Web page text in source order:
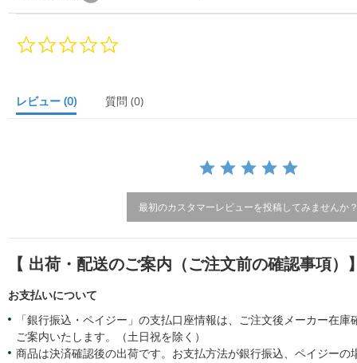
a
r
レビュー (0) 質問 (0)
最初のカスタマーレビューを投稿してみませんか
【 出荷・配送のご案内（ご注文前の確認事項）
お支払いについて
「銀行振込・ペイジー」の支払口座情報は、ご注文後メーカー在
ご案内いたします。（土日祝を除く）
商品は決済確認後の出荷です。お支払方法が銀行振込、ペイジーの